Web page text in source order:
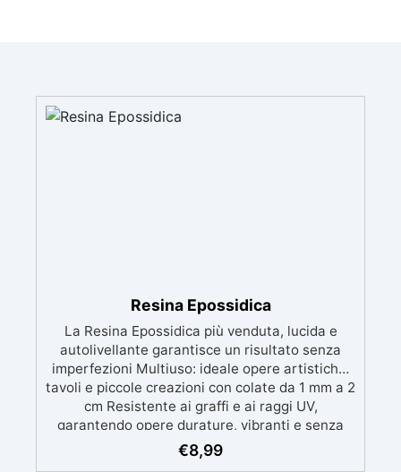
Resina Epossidica
La Resina Epossidica più venduta, lucida e
autolivellante garantisce un risultato senza
imperfezioni Multiuso: ideale opere artistiche,
tavoli e piccole creazioni con colate da 1 mm a 2
cm Resistente ai graffi e ai raggi UV,
garantendo opere durature, vibranti e senza
ingiallimenti nel tempo Bassa viscosità e
formula anti-bolle per risultati impeccabili,
€8,99